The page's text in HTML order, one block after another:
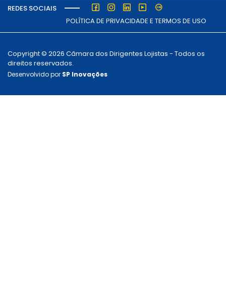
REDES SOCIAIS
POLÍTICA DE PRIVACIDADE E TERMOS DE USO
Copyright © 2026 Câmara dos Dirigentes Lojistas - Todos os
direitos reservados.
Desenvolvido por SP Inovações